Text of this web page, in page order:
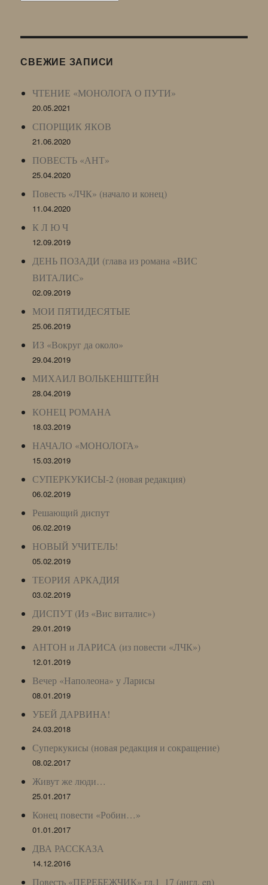
LJ
СВЕЖИЕ ЗАПИСИ
ЧТЕНИЕ «МОНОЛОГА О ПУТИ»
20.05.2021
СПОРЩИК ЯКОВ
21.06.2020
ПОВЕСТЬ «АНТ»
25.04.2020
Повесть «ЛЧК» (начало и конец)
11.04.2020
К Л Ю Ч
12.09.2019
ДЕНЬ ПОЗАДИ (глава из романа «ВИС
ВИТАЛИС»
02.09.2019
МОИ ПЯТИДЕСЯТЫЕ
25.06.2019
ИЗ «Вокруг да около»
29.04.2019
МИХАИЛ ВОЛЬКЕНШТЕЙН
28.04.2019
КОНЕЦ РОМАНА
18.03.2019
НАЧАЛО «МОНОЛОГА»
15.03.2019
СУПЕРКУКИСЫ-2 (новая редакция)
06.02.2019
Решающий диспут
06.02.2019
НОВЫЙ УЧИТЕЛЬ!
05.02.2019
ТЕОРИЯ АРКАДИЯ
03.02.2019
ДИСПУТ (Из «Вис виталис»)
29.01.2019
АНТОН и ЛАРИСА (из повести «ЛЧК»)
12.01.2019
Вечер «Наполеона» у Ларисы
08.01.2019
УБЕЙ ДАРВИНА!
24.03.2018
Суперкукисы (новая редакция и сокращение)
08.02.2017
Живут же люди…
25.01.2017
Конец повести «Робин…»
01.01.2017
ДВА РАССКАЗА
14.12.2016
Повесть «ПЕРЕБЕЖЧИК» гл.1_17 (англ. en)